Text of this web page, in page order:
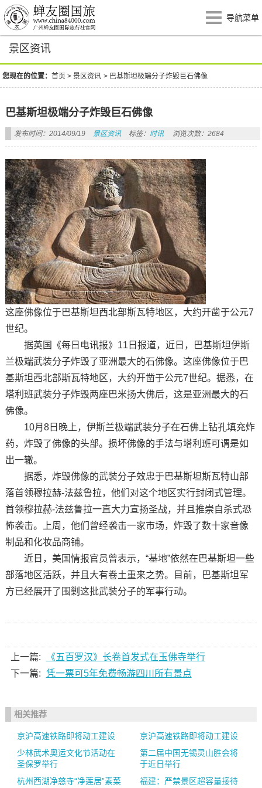
导航菜单
景区资讯
您现在的位置：首页 >景区资讯 > 巴基斯坦极端分子炸毁巨石佛像
巴基斯坦极端分子炸毁巨石佛像
发布时间：2014/09/19 景区资讯 标签： 时讯 浏览次数：2684
这座佛像位于巴基斯坦西北部斯瓦特地区，大约开凿于公元7
世纪。
据英国《每日电讯报》11日报道，近日，巴基斯坦伊斯
兰极端武装分子炸毁了亚洲最大的石佛像。这座佛像位于巴
基斯坦西北部斯瓦特地区，大约开凿于公元7世纪。据悉，在
塔利班武装分子炸毁两座巴米扬大佛后，这是亚洲最大的石
佛像。
10月8日晚上，伊斯兰极端武装分子在石佛上钻孔填充炸
药，炸毁了佛像的头部。损坏佛像的手法与塔利班可谓是如
出一辙。
据悉，炸毁佛像的武装分子效忠于巴基斯坦斯瓦特山部
落首领穆拉赫-法兹鲁拉，他们对这个地区实行封闭式管理。
首领穆拉赫-法兹鲁拉一直大力宣扬圣战，并且推崇自杀式恐
怖袭击。上周，他们曾经袭击一家市场，炸毁了数十家音像
制品和化妆品商铺。
近日，美国情报官员曾表示，“基地”依然在巴基斯坦一些
部落地区活跃，并且大有卷土重来之势。目前，巴基斯坦军
方已经展开了围剿这批武装分子的军事行动。
上一篇:
《五百罗汉》长卷首发式在玉佛寺举行
下一篇: 凭一票可5年免费畅游四川所有景点
相关推荐
京沪高速铁路即将动工建设
京沪高速铁路即将动工建设
少林武术奥运文化节活动在
圣保罗举行
第二届中国无锡灵山胜会将
于近日举行
杭州西湖净慈寺“净莲居”素菜
福建：严禁景区超容量接待